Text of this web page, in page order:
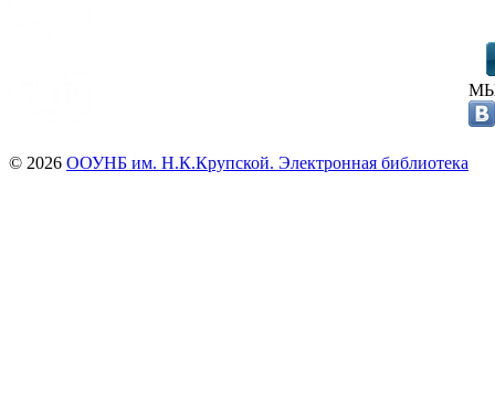
© 2026 ООУНБ им. Н.К.Крупской. Электронная библиотека